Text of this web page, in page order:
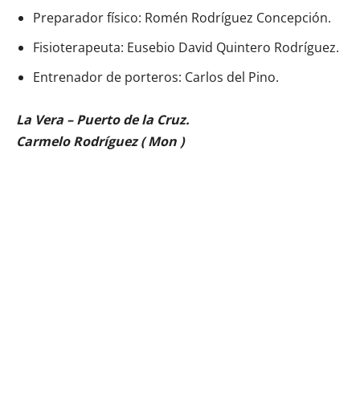
Preparador físico: Romén Rodríguez Concepción.
Fisioterapeuta: Eusebio David Quintero Rodríguez.
Entrenador de porteros: Carlos del Pino.
La Vera – Puerto de la Cruz.
Carmelo Rodríguez ( Mon )